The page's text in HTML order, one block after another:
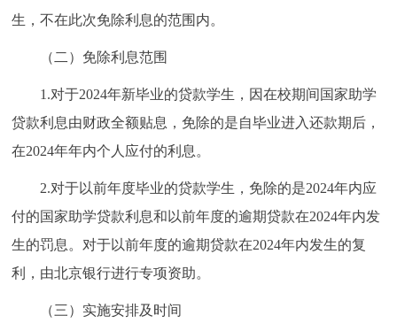
生，不在此次免除利息的范围内。
（二）免除利息范围
1.对于2024年新毕业的贷款学生，因在校期间国家助学
贷款利息由财政全额贴息，免除的是自毕业进入还款期后，
在2024年年内个人应付的利息。
2.对于以前年度毕业的贷款学生，免除的是2024年内应
付的国家助学贷款利息和以前年度的逾期贷款在2024年内发
生的罚息。对于以前年度的逾期贷款在2024年内发生的复
利，由北京银行进行专项资助。
（三）实施安排及时间